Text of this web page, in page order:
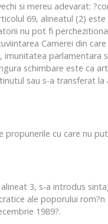
si mereu adevarat:
69, alineatul (2)
nu pot fi
Camerei din
imunitatea parlamentara
schimbare este ca
sau s-a transferat la
propunerile cu care nu
3, s-a introdus
ale poporului rom?n
1989?.